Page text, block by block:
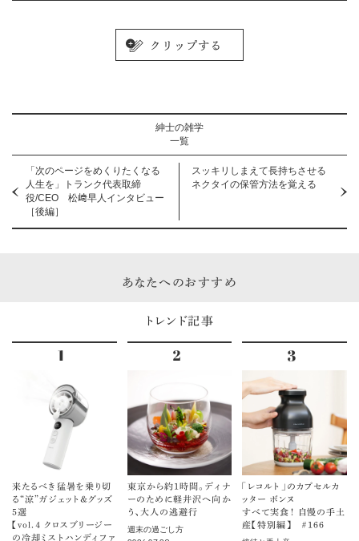
紳士の雑学
一覧
「次のページをめくりたくなる
人生を」トランク代表取締
役/CEO 松﨑早人インタビュー
［後編］
スッキリしまえて長持ちさせる
ネクタイの保管方法を覚える
あなたへのおすすめ
トレンド記事
来たるべき猛暑を乗り切
る“涼”ガジェット＆グッズ
5選
【vol.４ クロスブリージー
の冷却ミストハンディファ
東京から約1時間。ディナ
ーのために軽井沢へ向か
う、大人の逃避行
週末の過ごし方
「レコルト」のカプセルカ
ッター ボンヌ
すべて実食！ 自慢の手土
産【特別編】 ＃166